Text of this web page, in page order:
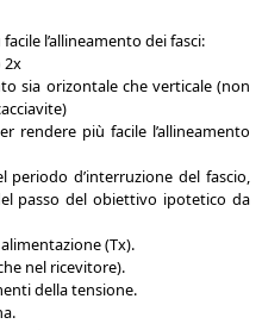
l’allineamento dei fasci:
2x
sia orizontale che verticale (non
rendere più facile l’allineamento
periodo d’interruzione del fascio,
passo del obiettivo ipotetico da
(Tx).
nel ricevitore).
della tensione.